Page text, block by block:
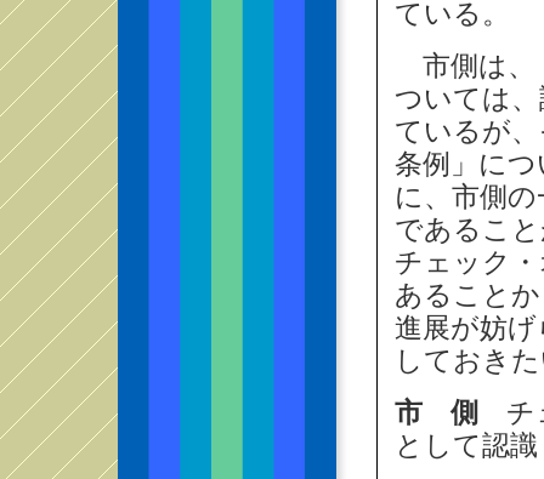
ている。
市側は、
ついては
ているが
条例」に
に、市側
であるこ
チェック
あること
進展が妨
しておき
市 側
チ
として認